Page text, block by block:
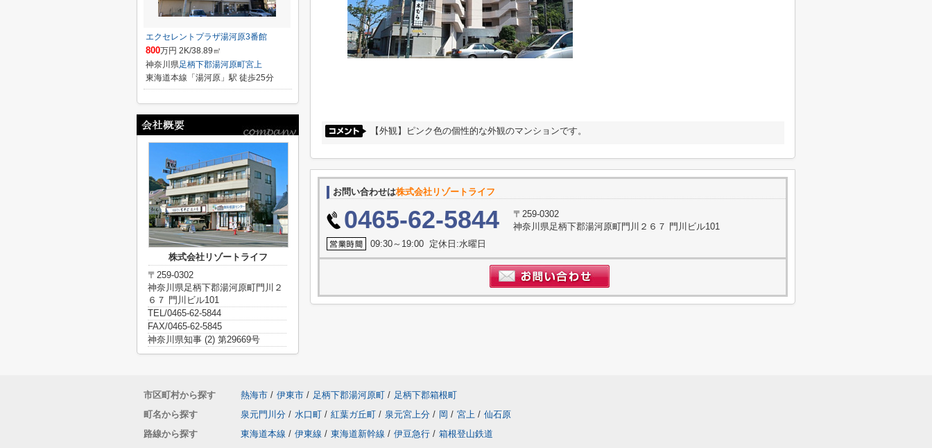
【外観】ピンク色の個性的な外観のマンションです。
お問い合わせは株式会社リゾートライフ
0465-62-5844
〒259-0302
神奈川県足柄下郡湯河原町門川２６７ 門川ビル101
09:30～19:00 定休日:水曜日
エクセレントプラザ湯河原3番館
800万円 2K/38.89㎡
神奈川県足柄下郡湯河原町宮上
東海道本線「湯河原」駅 徒歩25分
株式会社リゾートライフ
〒259-0302
神奈川県足柄下郡湯河原町門川２
６７ 門川ビル101
TEL/0465-62-5844
FAX/0465-62-5845
神奈川県知事 (2) 第29669号
市区町村から探す 熱海市 / 伊東市 / 足柄下郡湯河原町 / 足柄下郡箱根町
町名から探す
泉元門川分 / 水口町 / 紅葉ガ丘町 / 泉元宮上分 / 岡 / 宮上 / 仙石原
路線から探す
東海道本線 / 伊東線 / 東海道新幹線 / 伊豆急行 / 箱根登山鉄道